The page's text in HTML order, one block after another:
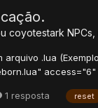
coyotestark
.lua
access="6"
1 resposta reset